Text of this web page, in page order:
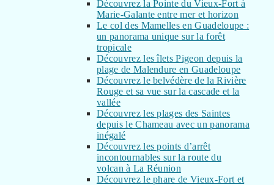
Découvrez la Pointe du Vieux-Fort à
Marie-Galante entre mer et horizon
Le col des Mamelles en Guadeloupe :
un panorama unique sur la forêt
tropicale
Découvrez les îlets Pigeon depuis la
plage de Malendure en Guadeloupe
Découvrez le belvédère de la Rivière
Rouge et sa vue sur la cascade et la
vallée
Découvrez les plages des Saintes
depuis le Chameau avec un panorama
inégalé
Découvrez les points d’arrêt
incontournables sur la route du
volcan à La Réunion
Découvrez le phare de Vieux-Fort et